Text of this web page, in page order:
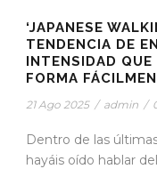
‘JAPANESE
TENDENCIA DE
INTENSIDAD QUE
FORMA
21 Ago 2025 / admin /
Dentro de las
hayáis oído hablar